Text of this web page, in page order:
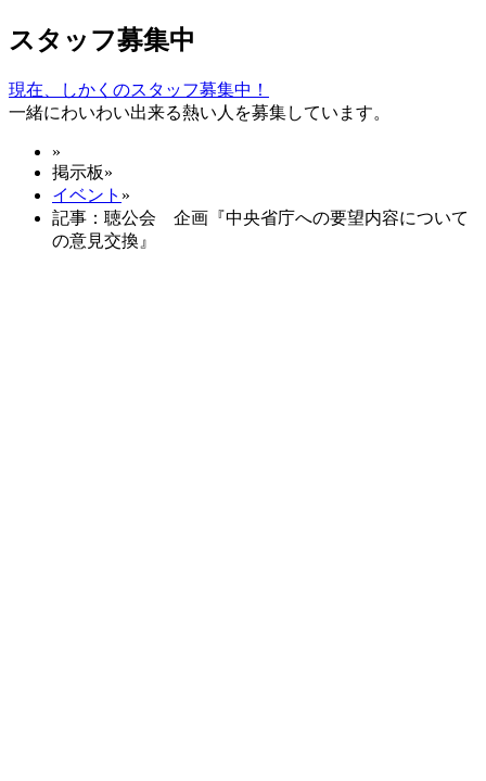
スタッフ募集中
現在、しかくのスタッフ募集中！
一緒にわいわい出来る熱い人を募集しています。
»
掲示板»
イベント »
記事：聴公会 企画『中央省庁への要望内容について
の意見交換』